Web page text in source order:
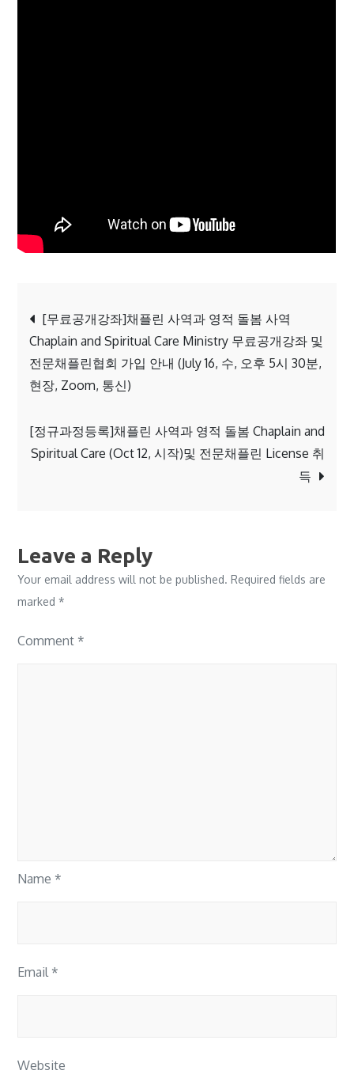
Post
navigation
[무료공개강좌]채플린 사역과 영적 돌봄 사역
Chaplain and Spiritual Care Ministry 무료공개강좌 및
전문채플린협회 가입 안내 (July 16, 수, 오후 5시 30분,
현장, Zoom, 통신)
[정규과정등록]채플린 사역과 영적 돌봄 Chaplain and
Spiritual Care (Oct 12, 시작)및 전문채플린 License 취
득
Leave a Reply
Your email address will not be published. Required fields are
marked*
Comment *
Name *
Email *
Website